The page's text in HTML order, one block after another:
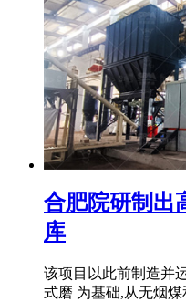
合肥院研制出
库
该项目以此前制造并
式磨 为基础,从无烟